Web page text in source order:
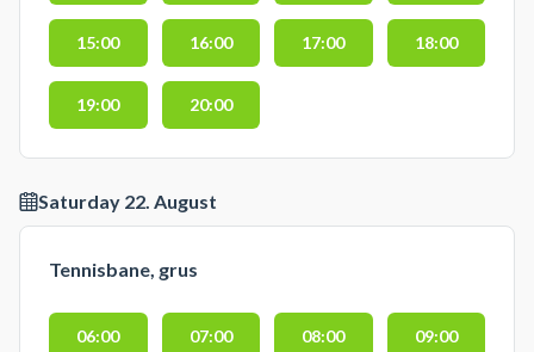
15:00 16:00 17:00 18:00
19:00 20:00
Saturday 22. August
Tennisbane, grus
06:00 07:00 08:00 09:00